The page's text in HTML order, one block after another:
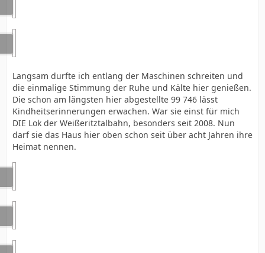
Langsam durfte ich entlang der Maschinen schreiten und
die einmalige Stimmung der Ruhe und Kälte hier genießen.
Die schon am längsten hier abgestellte 99 746 lässt
Kindheitserinnerungen erwachen. War sie einst für mich
DIE Lok der Weißeritztalbahn, besonders seit 2008. Nun
darf sie das Haus hier oben schon seit über acht Jahren ihre
Heimat nennen.